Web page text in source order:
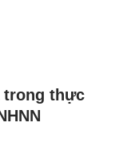
trong thực